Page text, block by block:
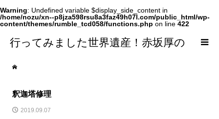
Warning: Undefined variable $display_side_content in
/home/nozu/xn--p8jza598rsu8a3faz49h07l.com/public_html/wp-
content/themes/rumble_tcd058/functions.php on line 422
行ってみました世界遺産！赤坂厚の
world Heritage
釈迦塔修理
2019.09.07